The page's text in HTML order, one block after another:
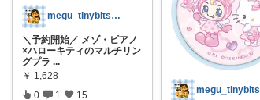
megu_tinybits🍀見つけ帖
＼予約開始／ メゾ・ピアノ
×ハローキティのマルチリン
グプラ ...
￥ 1,628
0 1 15